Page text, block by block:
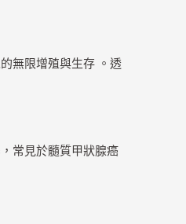
無限增殖與生存 。透
常見於髓質甲狀腺癌